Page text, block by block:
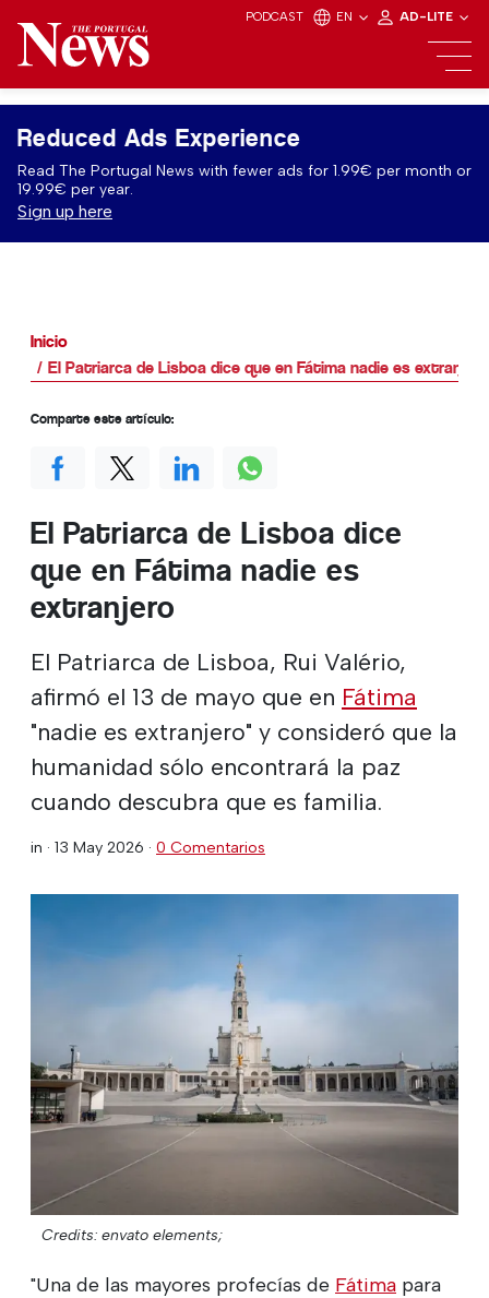
PODCAST EN AD-LITE
Reduced Ads Experience
Read The Portugal News with fewer ads for 1.99€ per month or
19.99€ per year.
Sign up here
Inicio
El Patriarca de Lisboa dice que en Fátima nadie es extranjero
El Patriarca de Lisboa dice
que en Fátima nadie es
extranjero
El Patriarca de Lisboa, Rui Valério,
afirmó el 13 de mayo que en Fátima
"nadie es extranjero" y consideró que la
humanidad sólo encontrará la paz
cuando descubra que es familia.
in · 13 May 2026 · 0 Comentarios
Credits: envato elements;
"Una de las mayores profecías de Fátima para
Comparte este artículo: